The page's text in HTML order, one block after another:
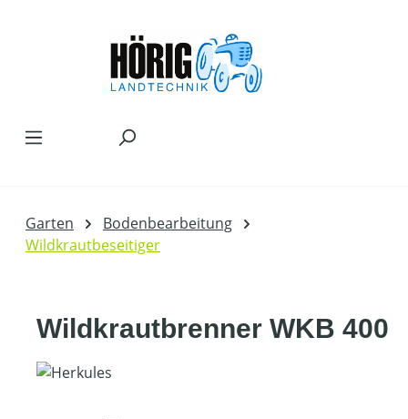
Garten
Bodenbearbeitung
Wildkrautbeseitiger
Wildkrautbrenner WKB 400